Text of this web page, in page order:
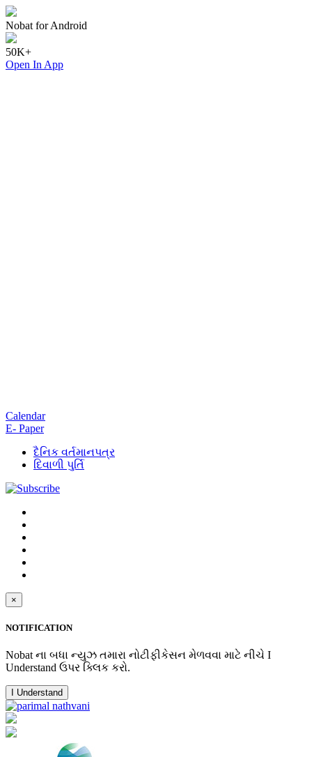
Nobat for Android
50K+
Open In App
Calendar
E- Paper
દૈનિક વર્તમાનપત્ર
દિવાળી પુર્તિ
×
NOTIFICATION
Nobat ના બધા ન્યુઝ તમારા નોટીફીકેસન મેળવવા માટે નીચે I
Understand ઉપર ક્લિક કરો.
I Understand